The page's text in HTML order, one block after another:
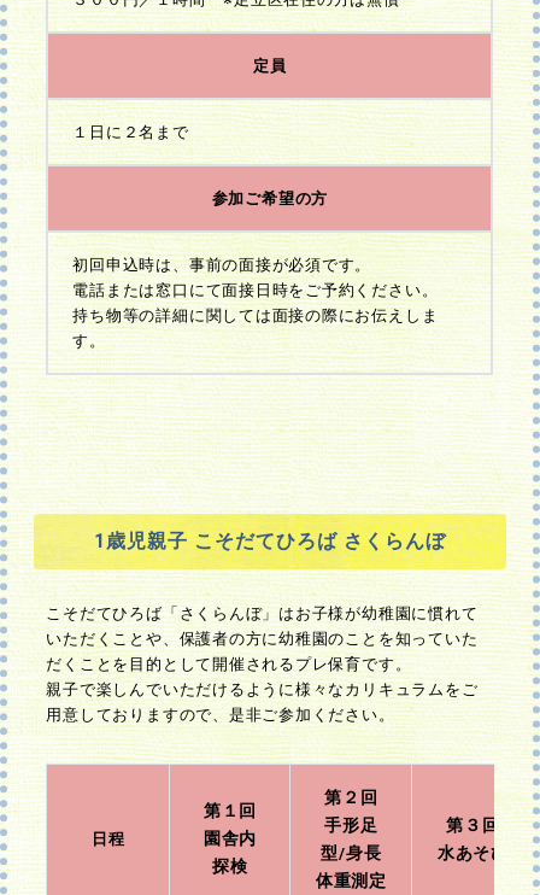
定員
１日に２名まで
参加ご希望の方
初回申込時は、事前の面接が必須です。
電話または窓口にて面接日時をご予約ください。
持ち物等の詳細に関しては面接の際にお伝えしま
す。
1歳児親子 こそだてひろば さくらんぼ
こそだてひろば「さくらんぼ」はお子様が幼稚園に慣れて
いただくことや、保護者の方に幼稚園のことを知っていた
だくことを目的として開催されるプレ保育です。
親子で楽しんでいただけるように様々なカリキュラムをご
用意しておりますので、是非ご参加ください。
日程
第１回
園舎内
探検
第２回
手形足
型/身長
体重測定
第３回
水あそび